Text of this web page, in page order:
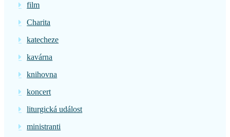
film
Charita
katecheze
kavárna
knihovna
koncert
liturgická událost
ministranti